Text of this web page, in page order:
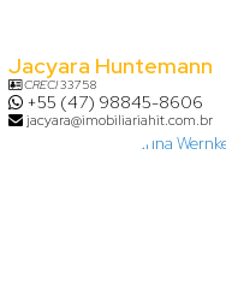
Jacyara Huntemann
CRECI33758
+55 (47) 98845-8606
jacyara@imobiliariahit.com.br